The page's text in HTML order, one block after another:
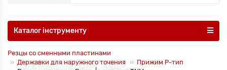
Каталог інструменту
Резцы со сменными пластинами
Державки для наружного точения
Прижим P-тип